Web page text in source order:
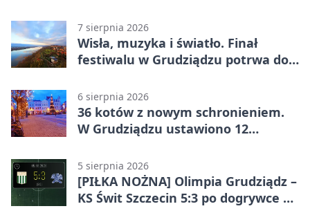
7 sierpnia 2026
Wisła, muzyka i światło. Finał
festiwalu w Grudziądzu potrwa do
6 sierpnia 2026
36 kotów z nowym schronieniem.
W Grudziądzu ustawiono 12
5 sierpnia 2026
[PIŁKA NOŻNA] Olimpia Grudziądz –
KS Świt Szczecin 5:3 po dogrywce w